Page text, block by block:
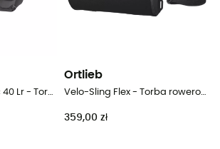
Back-Roller Classic 40 Lr - Torba rowerowa na bagażnik
Ortlieb
Velo-Sling Flex - Torba rowerowa
359,00 zł